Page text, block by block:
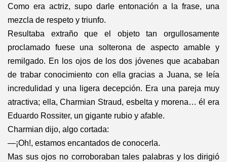
Como era actriz, supo darle entonación a la frase, una
mezcla de respeto y triunfo.
Resultaba extraño que el objeto tan orgullosamente
proclamado fuese una solterona de aspecto amable y
remilgado. En los ojos de los dos jóvenes que acababan
de trabar conocimiento con ella gracias a Juana, se leía
incredulidad y una ligera decepción. Era una pareja muy
atractiva; ella, Charmian Straud, esbelta y morena… él era
Eduardo Rossiter, un gigante rubio y afable.
Charmian dijo, algo cortada:
—¡Oh!, estamos encantados de conocerla.
Mas sus ojos no corroboraban tales palabras y los dirigió